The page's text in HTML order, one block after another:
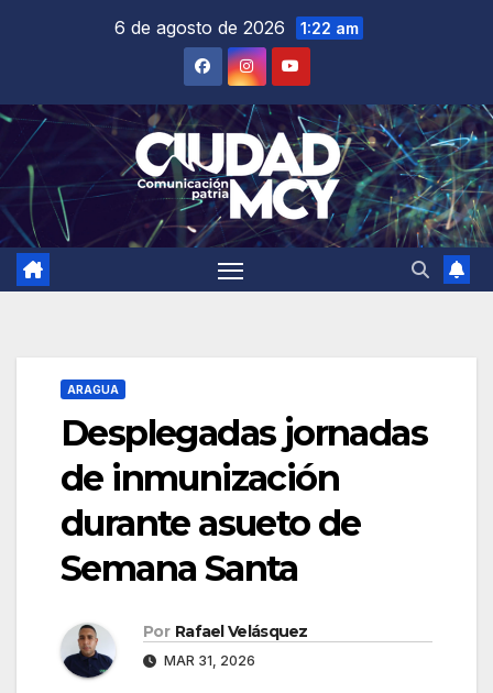
6 de agosto de 2026 1:22 am
ARAGUA
Desplegadas jornadas
de inmunización
durante asueto de
Semana Santa
Por Rafael Velásquez
MAR 31, 2026